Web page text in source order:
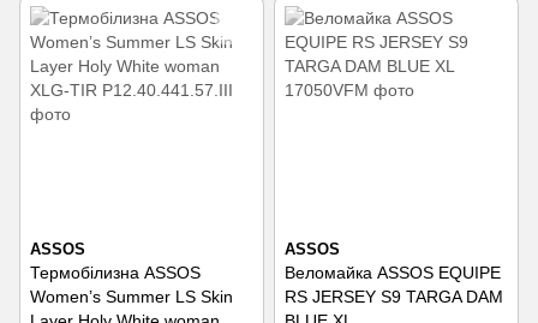
ASSOS
Термобілизна ASSOS
Women’s Summer LS Skin
ASSOS
Веломайка ASSOS EQUIPE
RS JERSEY S9 TARGA DAM